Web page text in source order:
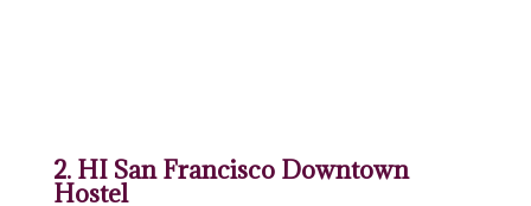
2. HI San Francisco Downtown
Hostel